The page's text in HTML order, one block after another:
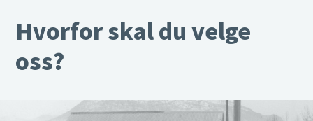
Hvorfor skal du velge
oss?